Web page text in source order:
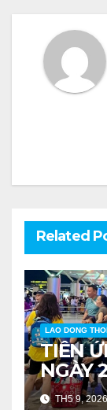
Related
LAO DONG
TIỄN
NGÀY
TH5 9,